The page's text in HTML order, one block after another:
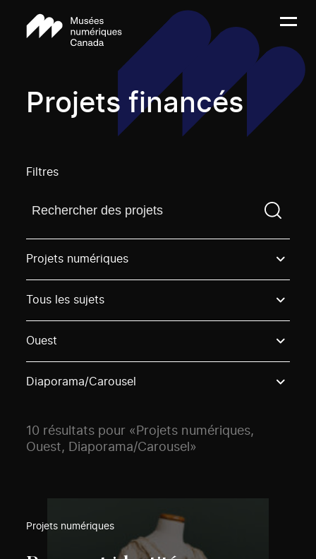
Projets financés
Filtres
Trouvez un projetVous devez saisir un terme de
Projets numériques
Tous les sujets
Ouest
Diaporama/Carousel
10 résultats pour «Projets numériques,
Ouest, Diaporama/Carousel»
Projets numériques